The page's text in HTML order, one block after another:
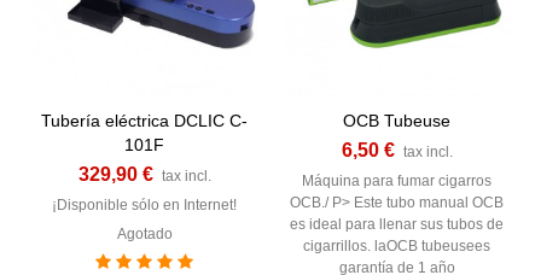
Tubería eléctrica DCLIC C-
101F
329,90 € tax incl.
¡Disponible sólo en Internet!
Agotado
OCB Tubeuse
6,50 € tax incl.
Máquina para fumar cigarros
OCB./ P> Este tubo manual OCB
es ideal para llenar sus tubos de
cigarrillos. laOCB tubeusees
garantía de 1 año